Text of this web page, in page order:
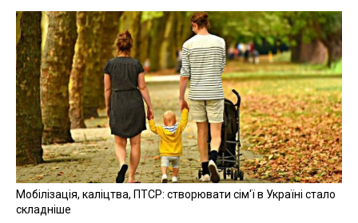
Мобілізація, каліцтва, ПТСР: створювати сім'ї в Україні стало
складніше